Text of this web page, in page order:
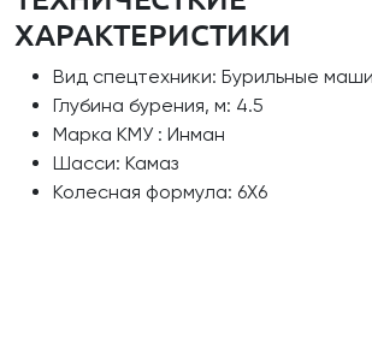
ХАРАКТЕРИСТИКИ
Вид спецтехники: Бурильные
Глубина бурения, м: 4.5
Марка КМУ : Инман
Шасси: Камаз
Колесная формула: 6Х6